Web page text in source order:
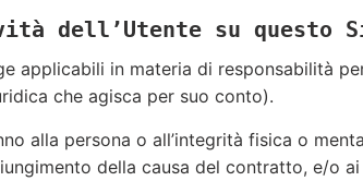
dell’Utente su questo
applicabili in materia di responsabilità
che agisca per suo conto).
alla persona o all’integrità fisica o
della causa del contratto, e/o